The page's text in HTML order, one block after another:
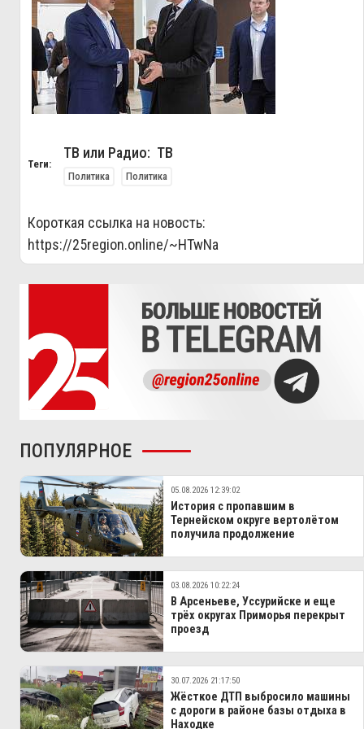
Теги:
ТВ или Радио: ТВ
Политика Политика
Короткая ссылка на новость:
https://25region.online/~HTwNa
ПОПУЛЯРНОЕ
05.08.2026 12:39:02
История с пропавшим в
Тернейском округе вертолётом
получила продолжение
03.08.2026 10:22:24
В Арсеньеве, Уссурийске и еще
трёх округах Приморья перекрыт
проезд
30.07.2026 21:17:50
Жёсткое ДТП выбросило машины
с дороги в районе базы отдыха в
Находке